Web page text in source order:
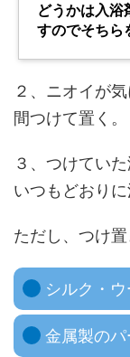
どうかは入浴
すのでそちら
２、ニオイが
間つけて置く。
３、つけてい
いつもどおりに
ただし、つけ
シルク・
金属製の